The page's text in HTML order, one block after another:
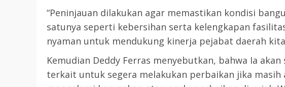
“Peninjauan dilakukan agar memastikan kondisi
satunya seperti kebersihan serta kelengkapan
nyaman untuk mendukung kinerja pejabat daerah
Kemudian Deddy Ferras menyebutkan, bahwa Ia
terkait untuk segera melakukan perbaikan jika